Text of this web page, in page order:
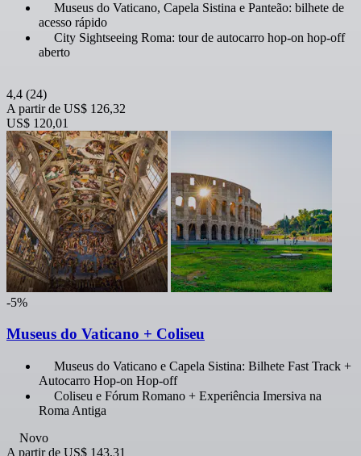
Museus do Vaticano, Capela Sistina e Panteão: bilhete de
acesso rápido
City Sightseeing Roma: tour de autocarro hop-on hop-off
aberto
4,4 (24)
A partir de US$ 126,32
US$ 120,01
-5%
Museus do Vaticano + Coliseu
Museus do Vaticano e Capela Sistina: Bilhete Fast Track +
Autocarro Hop-on Hop-off
Coliseu e Fórum Romano + Experiência Imersiva na
Roma Antiga
Novo
A partir de US$ 143,31